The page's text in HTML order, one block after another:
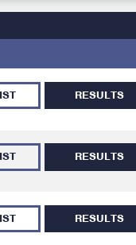
RESULTS
RESULTS
RESULTS